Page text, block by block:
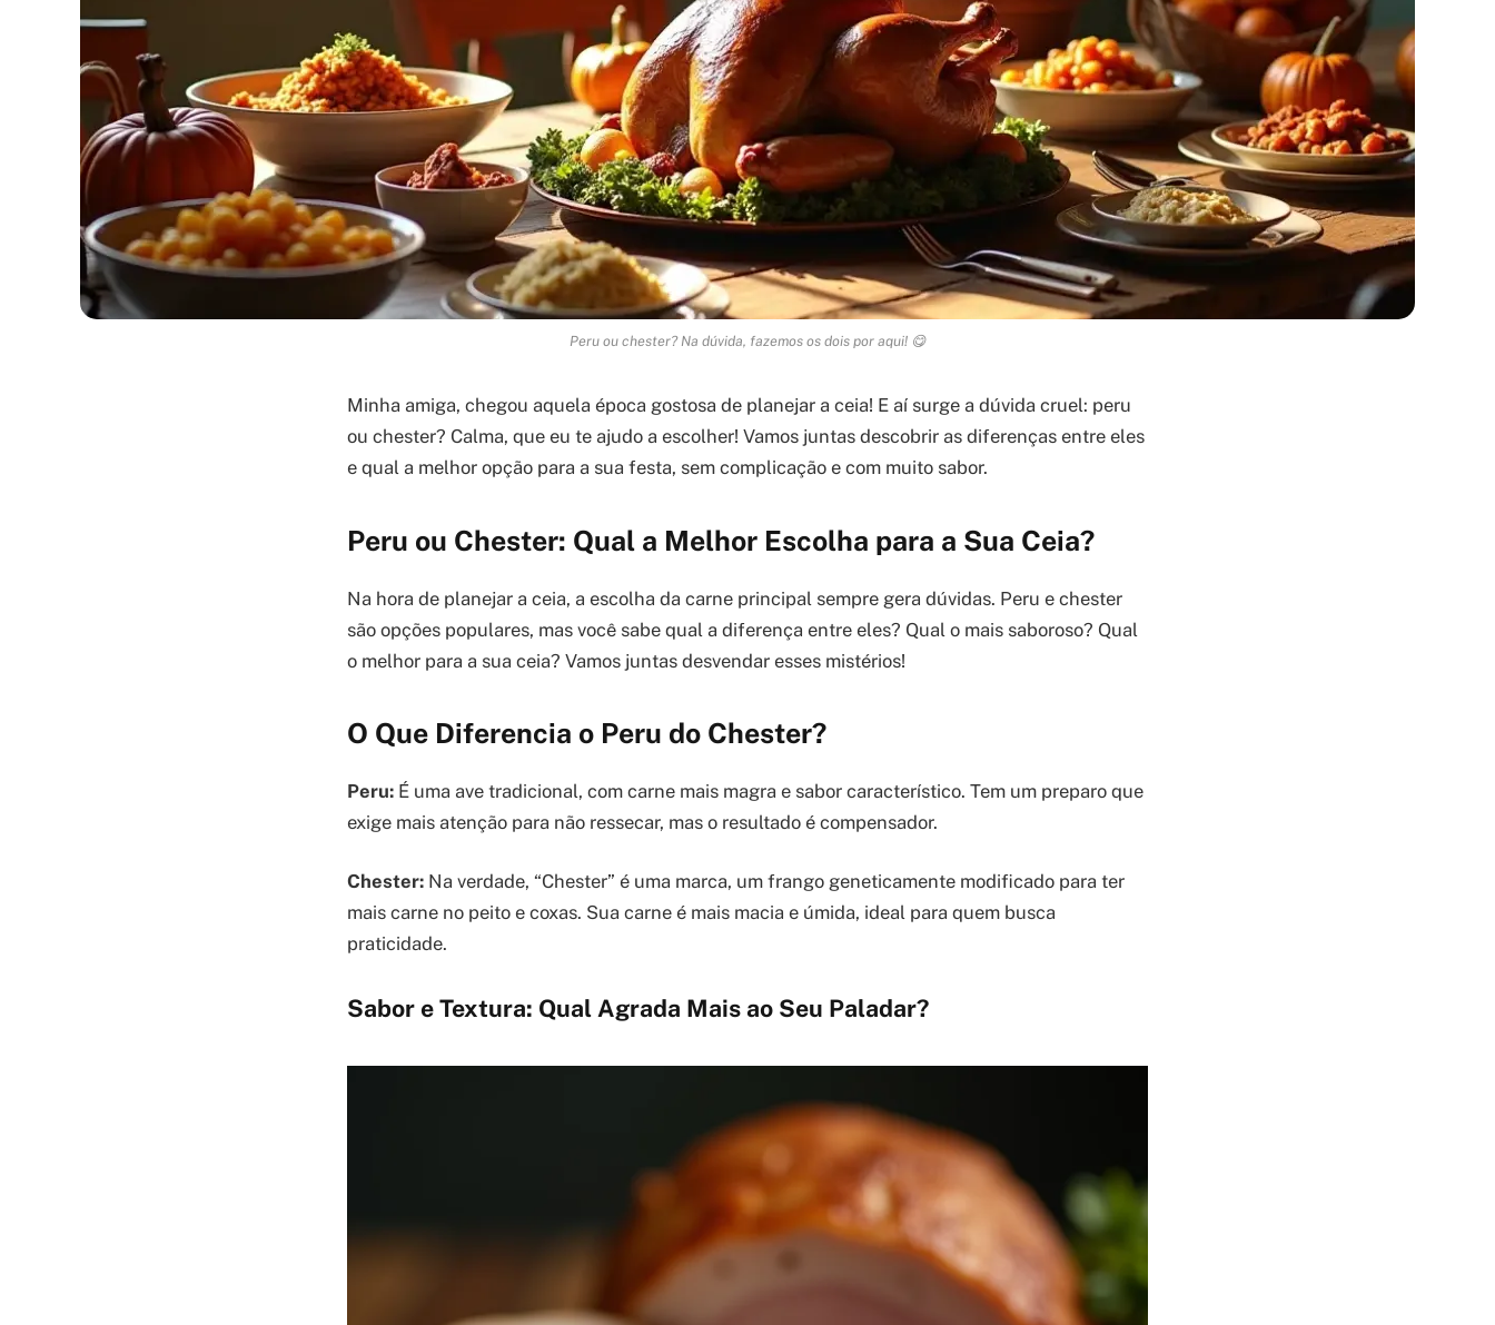
Peru ou chester? Na dúvida, fazemos os dois por aqui! 😋
Minha amiga, chegou aquela época gostosa de planejar a ceia! E aí surge a dúvida cruel: peru
ou chester? Calma, que eu te ajudo a escolher! Vamos juntas descobrir as diferenças entre eles
e qual a melhor opção para a sua festa, sem complicação e com muito sabor.
Peru ou Chester: Qual a Melhor Escolha para a Sua Ceia?
Na hora de planejar a ceia, a escolha da carne principal sempre gera dúvidas. Peru e chester
são opções populares, mas você sabe qual a diferença entre eles? Qual o mais saboroso? Qual
o melhor para a sua ceia? Vamos juntas desvendar esses mistérios!
O Que Diferencia o Peru do Chester?
Peru: É uma ave tradicional, com carne mais magra e sabor característico. Tem um preparo que
exige mais atenção para não ressecar, mas o resultado é compensador.
Chester: Na verdade, “Chester” é uma marca, um frango geneticamente modificado para ter
mais carne no peito e coxas. Sua carne é mais macia e úmida, ideal para quem busca
praticidade.
Sabor e Textura: Qual Agrada Mais ao Seu Paladar?